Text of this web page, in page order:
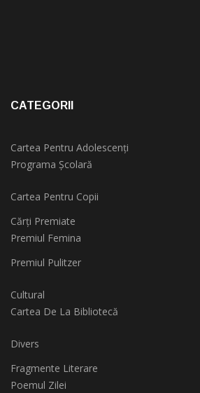
CATEGORII
Cartea Pentru Adolescenți
Programa Școlară
Cartea Pentru Copii
Cărți Premiate
Premiul Femina
Premiul Pulitzer
Cultural
Cartea De La Bibliotecă
Divers
Fragmente Literare
Poemul Zilei